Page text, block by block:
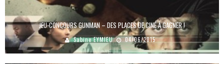
JEU-CONCOURS GUNMAN – DES PLACES DE CINÉ À GAGNER !
Sabine EYMIEU 04/06/2015